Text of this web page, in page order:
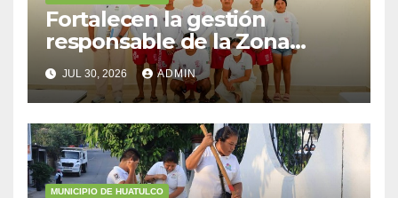
Fortalecen la gestión
responsable de la Zona
Federal Marítimo Terrestre
JUL 30, 2026 ADMIN
MUNICIPIO DE HUATULCO